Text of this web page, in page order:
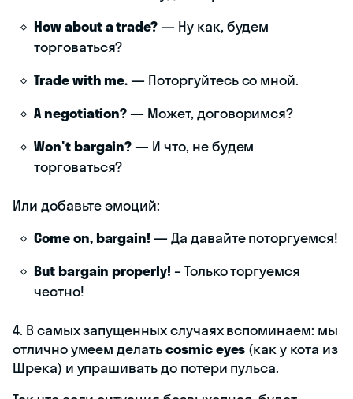
How about a trade?— Ну как, будем
торговаться?
Trade with me.— Поторгуйтесь со мной.
A negotiation?— Может, договоримся?
Won't bargain?— И что, не будем
торговаться?
Или добавьте эмоций:
Come on, bargain! — Да давайте поторгуемся!
But bargain properly! – Только торгуемся
честно!
4. В самых запущенных случаях вспоминаем: мы
отлично умеем делатьcosmic eyes (как у кота из
Шрека) и упрашивать до потери пульса.